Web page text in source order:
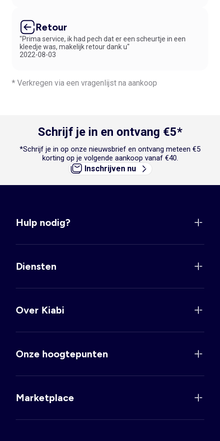
Retour
"Prima service, ik had pech dat er een scheurtje in een
kleedje was, makelijk retour dank u"
2022-08-03
* Verkregen via een vragenlijst na aankoop
Schrijf je in en ontvang €5*
*Schrijf je in op onze nieuwsbrief en ontvang meteen €5
korting op je volgende aankoop vanaf €40.
Inschrijven nu
Hulp nodig?
Diensten
Over Kiabi
Onze hoogtepunten
Marketplace